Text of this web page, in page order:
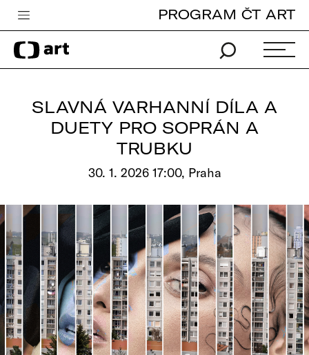
Česká televize
Zpravodajství
iVysílání
edu
Vše o ČT
PROGRAM ČT ART
SLAVNÁ VARHANNÍ DÍLA A
DUETY PRO SOPRÁN A
TRUBKU
30. 1. 2026 17:00, Praha